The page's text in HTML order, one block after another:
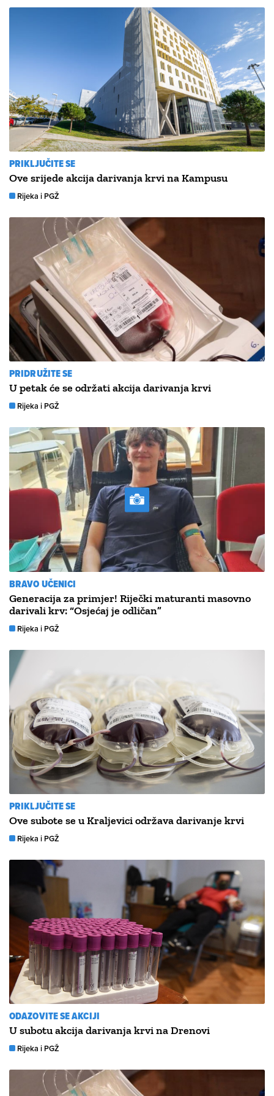
PRIKLJUČITE SE
Ove srijede akcija darivanja krvi na Kampusu
Rijeka i PGŽ
PRIDRUŽITE SE
U petak će se održati akcija darivanja krvi
Rijeka i PGŽ
BRAVO UČENICI
Generacija za primjer! Riječki maturanti masovno
darivali krv: “Osjećaj je odličan”
Rijeka i PGŽ
PRIKLJUČITE SE
Ove subote se u Kraljevici održava darivanje krvi
Rijeka i PGŽ
ODAZOVITE SE AKCIJI
U subotu akcija darivanja krvi na Drenovi
Rijeka i PGŽ